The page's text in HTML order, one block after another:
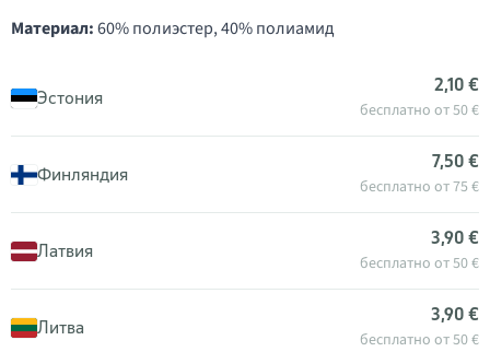
Материал:60% полиэстер, 40% полиамид
Эстония
2,10 €
бесплатно от 50 €
Финляндия
7,50 €
бесплатно от 75 €
Латвия
3,90 €
бесплатно от 50 €
Литва
3,90 €
бесплатно от 50 €